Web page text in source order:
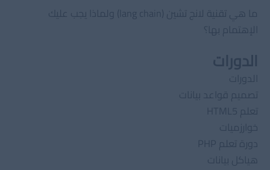
ما هي تقنية لانج تشين (lang chain) ولماذا يجب عليك
الإهتمام بها؟
الدورات
الدورات
تصميم قواعد بيانات
تعلم HTML5
خوارزميات
دورة تعلم PHP
هياكل بيانات